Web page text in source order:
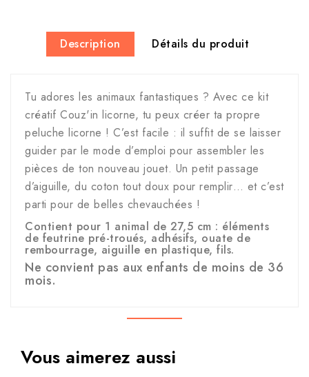
Description Détails du produit
Tu adores les animaux fantastiques ? Avec ce kit
créatif Couz'in licorne, tu peux créer ta propre
peluche licorne ! C’est facile : il suffit de se laisser
guider par le mode d’emploi pour assembler les
pièces de ton nouveau jouet. Un petit passage
d’aiguille, du coton tout doux pour remplir… et c’est
parti pour de belles chevauchées !
Contient pour 1 animal de 27,5 cm : éléments
de feutrine pré-troués, adhésifs, ouate de
rembourrage, aiguille en plastique, fils.
Ne convient pas aux enfants de moins de 36
mois.
Vous aimerez aussi